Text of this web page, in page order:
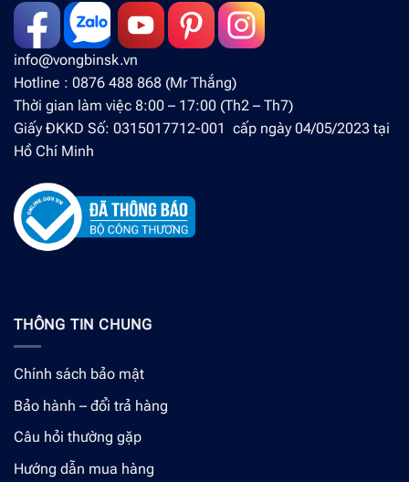
info@vongbinsk.vn
Hotline : 0876 488 868 (Mr Thắng)
Thời gian làm việc 8:00 – 17:00 (Th2 – Th7)
Giấy ĐKKD Số: 0315017712-001 cấp ngày 04/05/2023 tại
Hồ Chí Minh
THÔNG TIN CHUNG
Chính sách bảo mật
Bảo hành – đổi trả hàng
Câu hỏi thường gặp
Hướng dẫn mua hàng